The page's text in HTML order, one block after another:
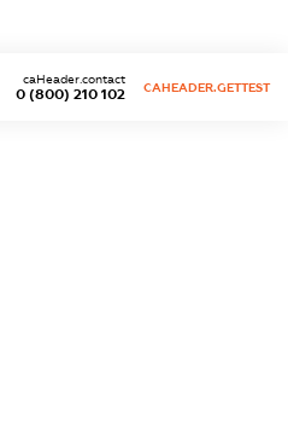
0 (800) 210 102
caHeader.contact
CAHEADER.GETTEST